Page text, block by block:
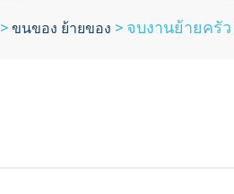
> ขนของ ย้ายของ > จบงานย้ายครั